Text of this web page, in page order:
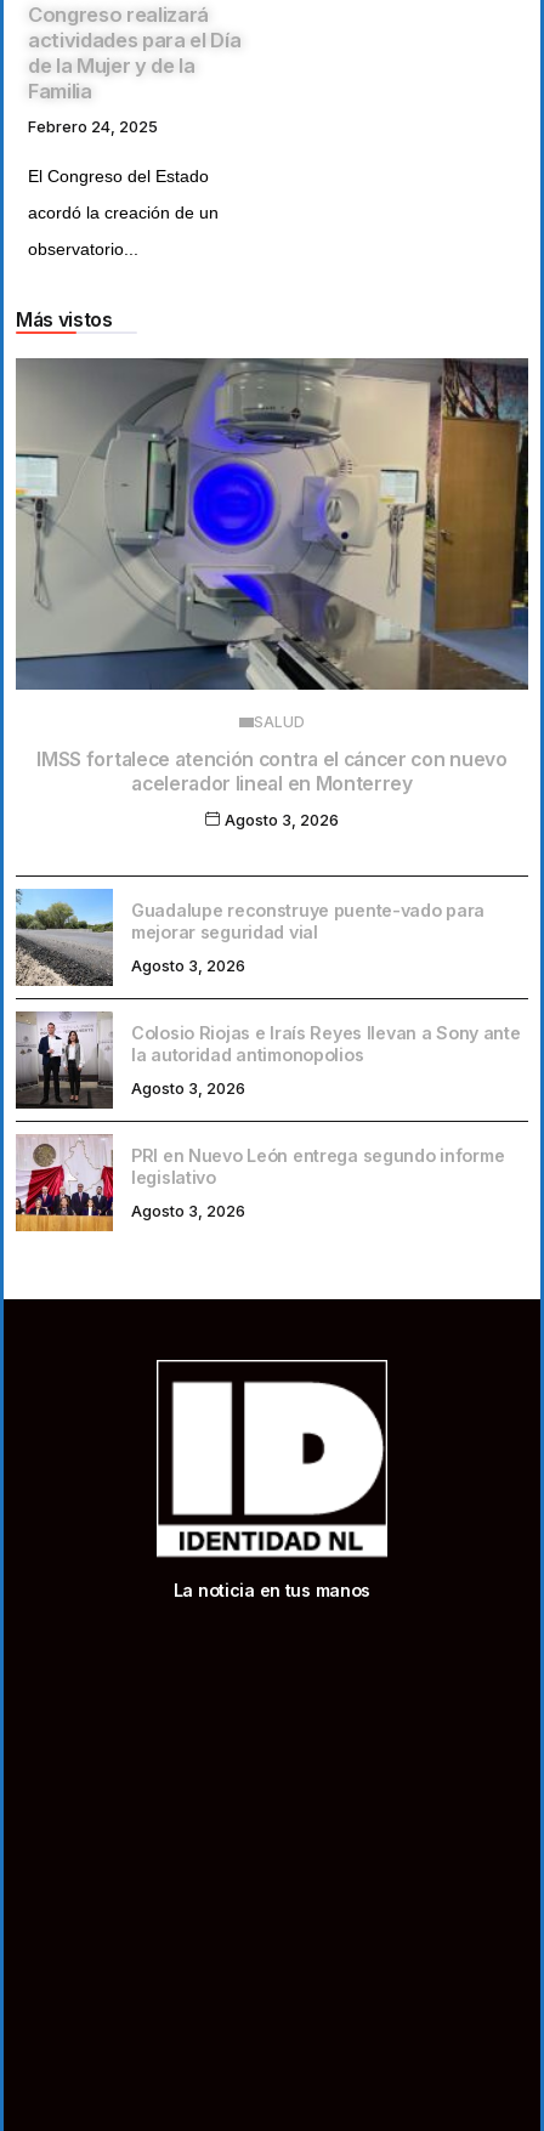
Congreso realizará
actividades para el Día
de la Mujer y de la
Familia
Febrero 24, 2025
El Congreso del Estado
acordó la creación de un
observatorio...
Más vistos
SALUD
IMSS fortalece atención contra el cáncer con nuevo
acelerador lineal en Monterrey
Agosto 3, 2026
Guadalupe reconstruye puente-vado para
mejorar seguridad vial
Agosto 3, 2026
Colosio Riojas e Iraís Reyes llevan a Sony ante
la autoridad antimonopolios
Agosto 3, 2026
PRI en Nuevo León entrega segundo informe
legislativo
Agosto 3, 2026
La noticia en tus manos